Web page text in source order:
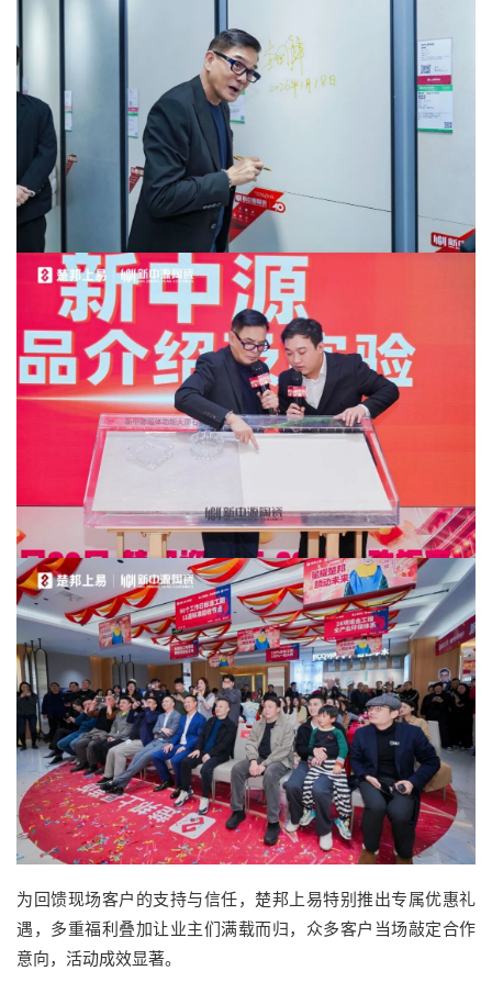
为回馈现场客户的支持与信任，楚邦上易特别推出专属优惠礼
遇，多重福利叠加让业主们满载而归，众多客户当场敲定合作
意向，活动成效显著。